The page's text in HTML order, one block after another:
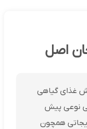
اصل
غذای گیاهی
نوعی پیش
همچون